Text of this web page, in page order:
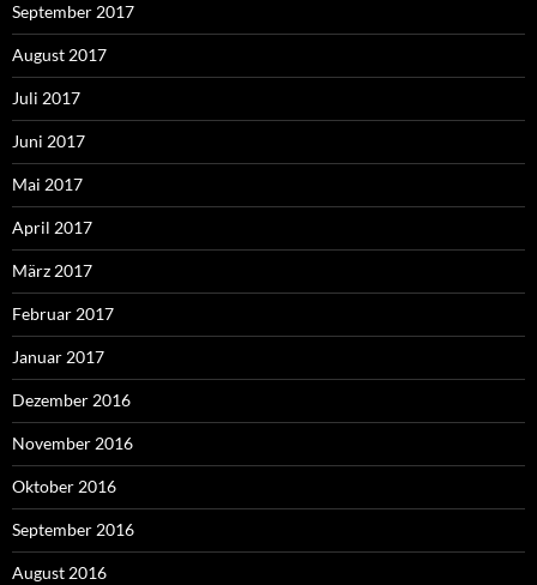
September 2017
August 2017
Juli 2017
Juni 2017
Mai 2017
April 2017
März 2017
Februar 2017
Januar 2017
Dezember 2016
November 2016
Oktober 2016
September 2016
August 2016